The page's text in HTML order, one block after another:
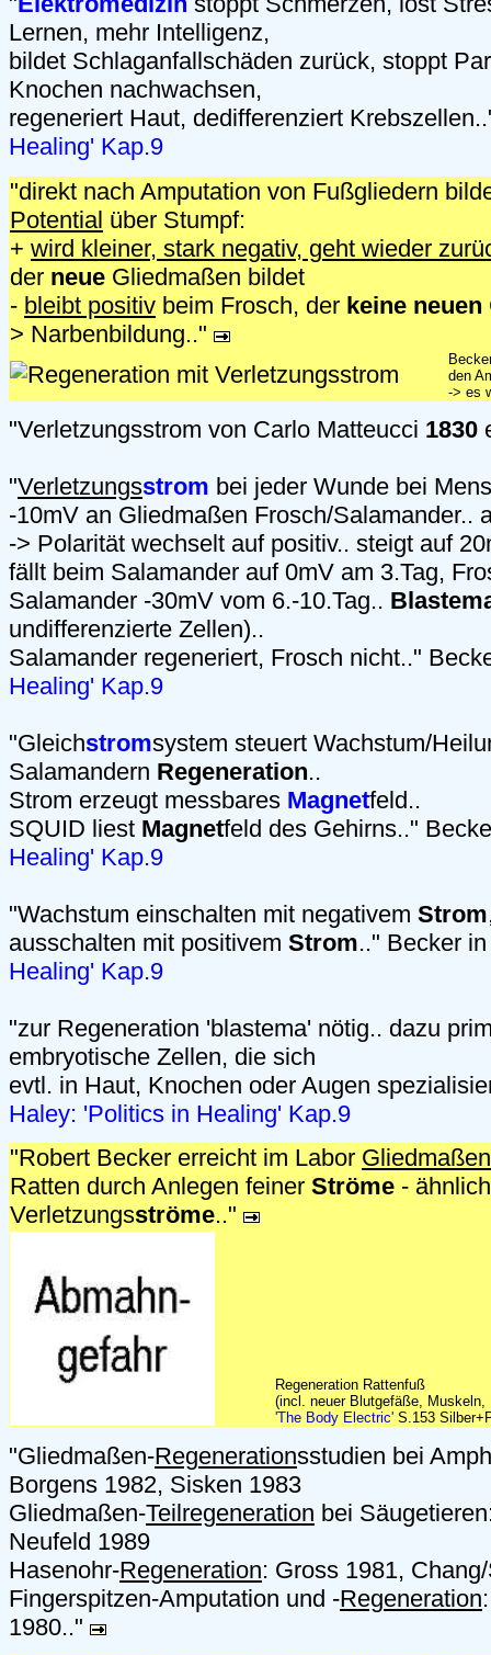
Lernen, mehr Intelligenz,
bildet Schlaganfallschäden zurück, stoppt
Knochen nachwachsen,
regeneriert Haut, dedifferenziert
Healing' Kap.9
"direkt nach Amputation von Fußgliedern
Potential über Stumpf:
+ wird kleiner, stark negativ, geht wieder
der neue Gliedmaßen bildet
- bleibt positiv beim Frosch, der keine neuen
> Narbenbildung.."
den
-> es
"Verletzungsstrom von Carlo Matteucci 1830
"Verletzungsstrom bei jeder Wunde bei
-10mV an Gliedmaßen Frosch/Salamander..
-> Polarität wechselt auf positiv.. steigt auf
fällt beim Salamander auf 0mV am 3.Tag,
Salamander -30mV vom 6.-10.Tag..
undifferenzierte Zellen)..
Salamander regeneriert, Frosch nicht.."
Healing' Kap.9
"Gleichstromsystem steuert Wachstum/
Salamandern Regeneration..
Strom erzeugt messbares Magnetfeld..
SQUID liest Magnetfeld des Gehirns.."
Healing' Kap.9
"Wachstum einschalten mit negativem Strom
ausschalten mit positivem Strom.." Becker
Healing' Kap.9
"zur Regeneration 'blastema' nötig.. dazu
embryotische Zellen, die sich
evtl. in Haut, Knochen oder Augen
Haley: 'Politics in Healing' Kap.9
"Robert Becker erreicht im Labor
Ratten durch Anlegen feiner Ströme -
Verletzungsströme.."
Regeneration Rattenfuß
(incl. neuer Blutgefäße, Muskeln,
'The Body Electric' S.153
"Gliedmaßen-Regenerationsstudien bei
Borgens 1982, Sisken 1983
Gliedmaßen-Teilregeneration bei
Neufeld 1989
Hasenohr-Regeneration: Gross 1981,
Fingerspitzen-Amputation und -Regeneration
1980.."